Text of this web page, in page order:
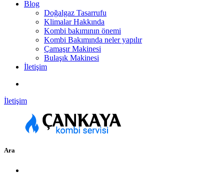
Blog
Doğalgaz Tasarrufu
Klimalar Hakkında
Kombi bakımının önemi
Kombi Bakımında neler yapılır
Çamaşır Makinesi
Bulaşık Makinesi
İletişim
İletişim
Ara